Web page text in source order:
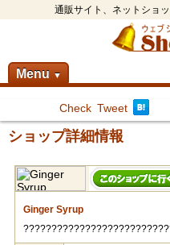
通販サイト、ネットショ
Menu ▼
Check Tweet
ショップ詳細情報
Ginger Syrup